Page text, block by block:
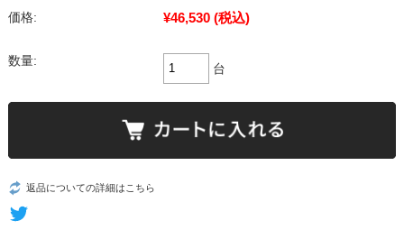
価格:
¥46,530 (税込)
数量:
台
返品についての詳細はこちら